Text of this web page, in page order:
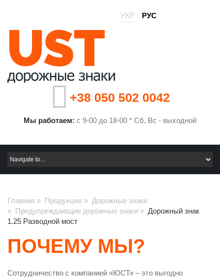
РУС
УКР
+38 050 502 0042
Мы работаем: с 9-00 до 18-00 * Сб, Вс - выходной
Главная » Продукция » Дорожные знаки
» Предупреждающие дорожные знаки » Дорожный знак
1.25 Разводной мост
ПОЧЕМУ МЫ?
Сотрудничество с компанией «ЮСТ» – это выгодно